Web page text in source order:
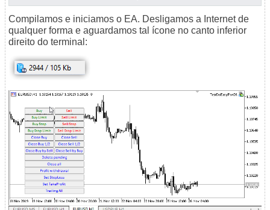
Compilamos e iniciamos o EA. Desligamos a Internet de
qualquer forma e aguardamos tal ícone no canto inferior
direito do terminal: